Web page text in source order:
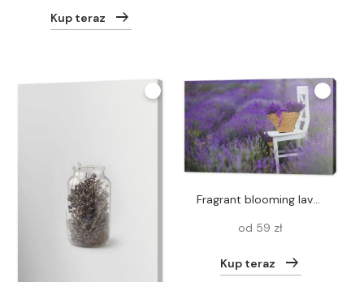
Kup teraz
Fragrant blooming lavender in a basket on a lavender field.
od 59 zł
Kup teraz